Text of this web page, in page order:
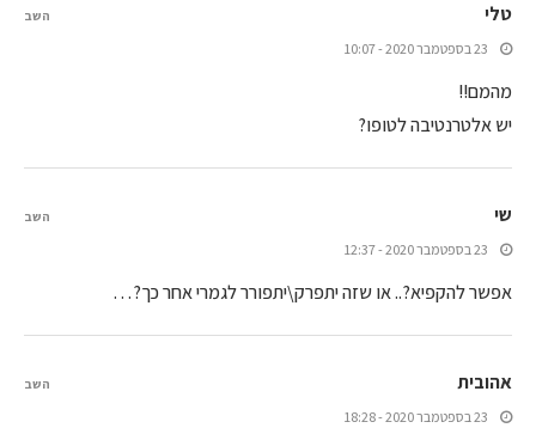
טלי
23 בספטמבר 2020 - 10:07
מהמם!!
יש אלטרנטיבה לטופו?
השב
שי
23 בספטמבר 2020 - 12:37
אפשר להקפיא?.. או שזה יתפרק\יתפורר לגמרי אחר כך?…
השב
אהובית
23 בספטמבר 2020 - 18:28
השב